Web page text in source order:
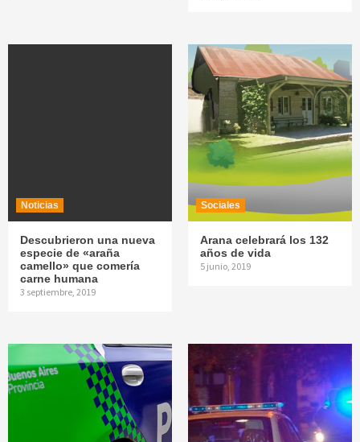
Noticias
Descubrieron una nueva
especie de «araña
camello» que comería
carne humana
3 septiembre, 2019
Sociales
Arana celebrará los 132
años de vida
5 junio, 2019